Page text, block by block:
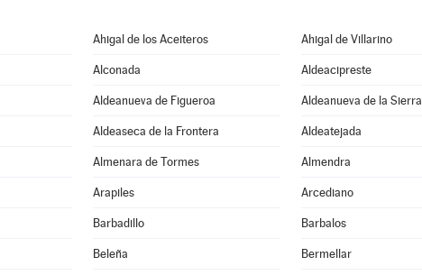
Ahigal de los Aceiteros Ahigal de Villarino
Alconada Aldeacipreste
Aldeanueva de Figueroa Aldeanueva de la Sierra
Aldeaseca de la Frontera Aldeatejada
Almenara de Tormes Almendra
Arapiles Arcediano
Barbadillo Barbalos
Beleña Bermellar